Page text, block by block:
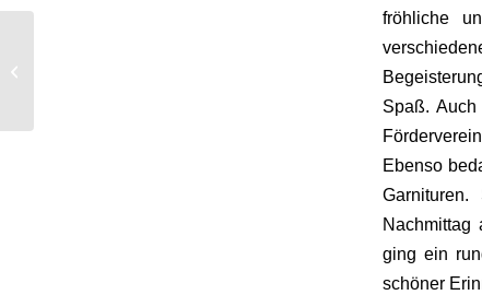
fröhliche
Spaß.
Ebenso
Nachmittag
ging ein
schöner